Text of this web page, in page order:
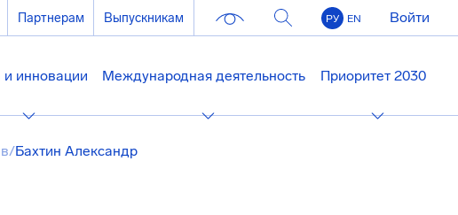
Партнерам Выпускникам РУ EN Войти
и инновации Международная деятельность Приоритет 2030
/Бахтин Александр